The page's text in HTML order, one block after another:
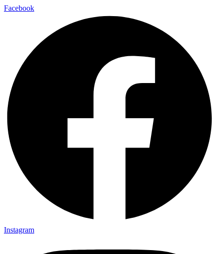
Facebook
Instagram